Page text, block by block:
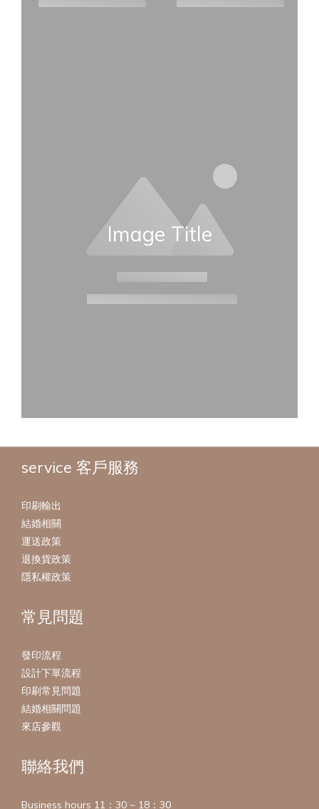
Image Title
service 客戶服務
印刷輸出
結婚相關
運送政策
退換貨政策
隱私權政策
常見問題
發印流程
設計下單流程
印刷常見問題
結婚相關問題
來店參觀
聯絡我們
Business hours 11：30 ~ 18：30